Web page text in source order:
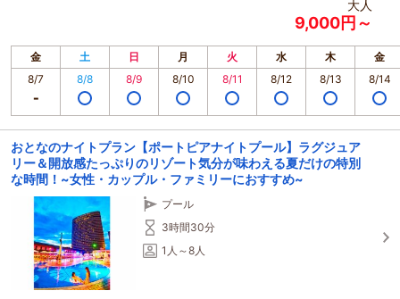
大人
9,000円～
金 土 日 月 火 水 木
金
8/7
8/8 8/9 8/10 8/11 8/12 8/13 8/14
おとなのナイトプラン【ポートピアナイトプール】ラグジュア
リー＆開放感たっぷりのリゾート気分が味わえる夏だけの特別
な時間！~女性・カップル・ファミリーにおすすめ~
プール
3時間30分
1人～8人